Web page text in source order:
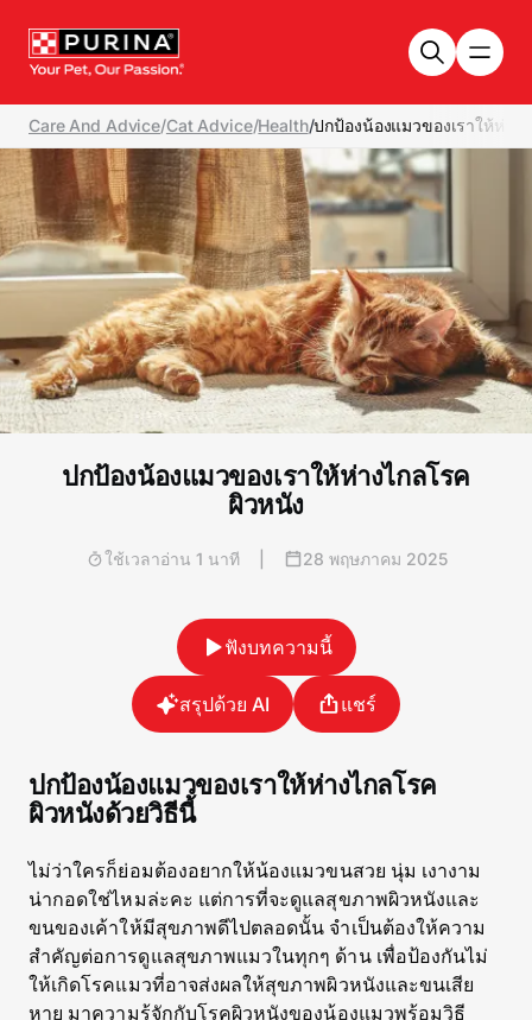
Care And Advice/Cat Advice/Health/ปกป้องน้องแมวของเราให้ห่าง
ปกป้องน้องแมวของเราให้ห่างไกลโรค
ผิวหนัง
ใช้เวลาอ่าน 1 นาที 28 พฤษภาคม 2025
ฟังบทความนี้
สรุปด้วย AI แชร์
ปกป้องน้องแมวของเราให้ห่างไกลโรค
ผิวหนังด้วยวิธีนี้
ไม่ว่าใครก็ย่อมต้องอยากให้น้องแมวขนสวย นุ่ม เงางาม
น่ากอดใช่ไหมล่ะคะ แต่การที่จะดูแลสุขภาพผิวหนังและ
ขนของเค้าให้มีสุขภาพดีไปตลอดนั้น จำเป็นต้องให้ความ
สำคัญต่อการดูแลสุขภาพแมวในทุกๆ ด้าน เพื่อป้องกันไม่
ให้เกิดโรคแมวที่อาจส่งผลให้สุขภาพผิวหนังและขนเสีย
หาย มาความรู้จักกับโรคผิวหนังของน้องแมวพร้อมวิธี